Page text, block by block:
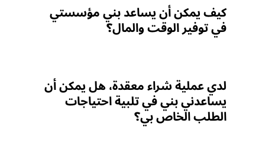
كيف يمكن أن يساعد بني مؤسستي
في توفير الوقت والمال؟
لدي عملية شراء معقدة، هل يمكن أن
يساعدني بني في تلبية احتياجات
الطلب الخاص بي؟